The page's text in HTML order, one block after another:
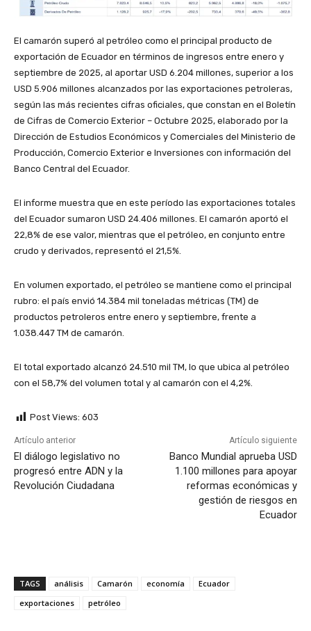
El camarón superó al petróleo como el principal producto de
exportación de Ecuador en términos de ingresos entre enero y
septiembre de 2025, al aportar USD 6.204 millones, superior a los
USD 5.906 millones alcanzados por las exportaciones petroleras,
según las más recientes cifras oficiales, que constan en el Boletín
de Cifras de Comercio Exterior – Octubre 2025, elaborado por la
Dirección de Estudios Económicos y Comerciales del Ministerio de
Producción, Comercio Exterior e Inversiones con información del
Banco Central del Ecuador.
El informe muestra que en este período las exportaciones totales
del Ecuador sumaron USD 24.406 millones. El camarón aportó el
22,8% de ese valor, mientras que el petróleo, en conjunto entre
crudo y derivados, representó el 21,5%.
En volumen exportado, el petróleo se mantiene como el principal
rubro: el país envió 14.384 mil toneladas métricas (TM) de
productos petroleros entre enero y septiembre, frente a
1.038.447 TM de camarón.
El total exportado alcanzó 24.510 mil TM, lo que ubica al petróleo
con el 58,7% del volumen total y al camarón con el 4,2%.
Post Views: 603
Artículo anterior
El diálogo legislativo no
progresó entre ADN y la
Revolución Ciudadana
Artículo siguiente
Banco Mundial aprueba USD
1.100 millones para apoyar
reformas económicas y
gestión de riesgos en
Ecuador
TAGS análisis Camarón economía
Ecuador
exportaciones
petróleo